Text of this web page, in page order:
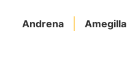
Andrena Amegilla